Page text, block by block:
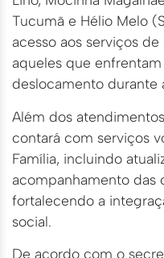
Tucumã e Hélio Melo
acesso aos serviços
aqueles que
deslocamento durante
Além dos
contará com serviços
Família, incluindo
acompanhamento das
fortalecendo a
social.
De acordo com o